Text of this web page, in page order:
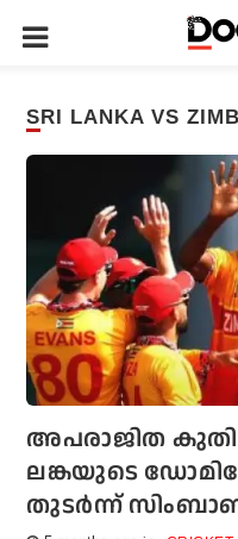
SRI LANKA VS
അപരാജിത
ലങ്കയുടെ
തുടര്‍ന്ന്